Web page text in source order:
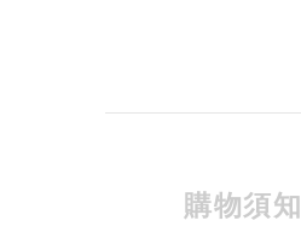
購物須知